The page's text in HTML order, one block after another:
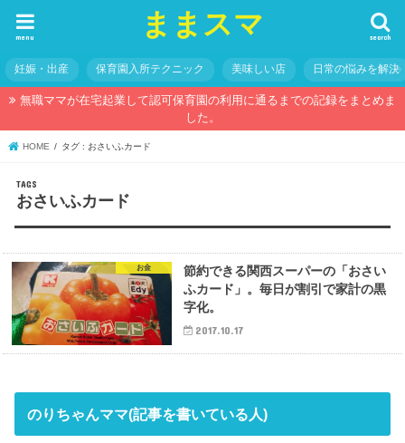
ままスマ search
menu
妊娠・出産 保育園入所テクニック 美味しい店 日常の悩みを解決
無職ママが在宅起業して認可保育園の利用に通るまでの記録をまとめま
した。
HOME タグ : おさいふカード
おさいふカード
お金
節約できる関西スーパーの「おさい
ふカード」。毎日が割引で家計の黒
字化。
2017.10.17
のりちゃんママ(記事を書いている人)